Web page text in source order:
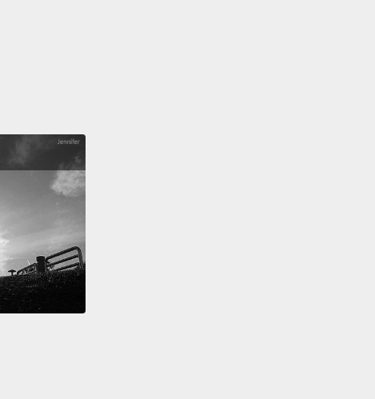
fancypants currencies might not pay back the money
them,
which will probably raise interest rates for a
fancypants countries,
circle to more default,
higher interest rates, I could go on like this
which would be very bad, like we would yearn for
of ten percent unemployment.
出了擁有強勢貨幣的華麗外表國家，可能不還我們借給